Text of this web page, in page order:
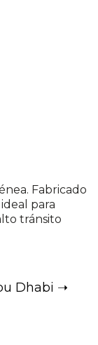
Fabricado
para
tránsito
Dhabi